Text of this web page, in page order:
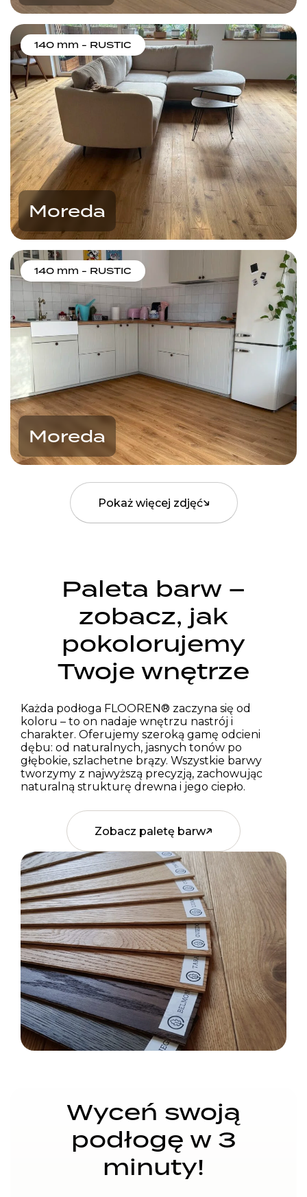
140 mm - RUSTIC
Moreda
140 mm - RUSTIC
Moreda
Pokaż więcej zdjęć
Paleta barw –
zobacz, jak
pokolorujemy
Twoje wnętrze
Każda podłoga FLOOREN® zaczyna się od
koloru – to on nadaje wnętrzu nastrój i
charakter. Oferujemy szeroką gamę odcieni
dębu: od naturalnych, jasnych tonów po
głębokie, szlachetne brązy. Wszystkie barwy
tworzymy z najwyższą precyzją, zachowując
naturalną strukturę drewna i jego ciepło.
Zobacz paletę barw
Wyceń swoją
podłogę w 3
minuty!